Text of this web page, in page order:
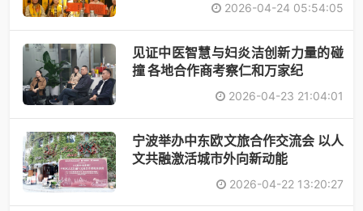
2026-04-24 05:54:05
见证中医智慧与妇炎洁创新力量的碰
撞 各地合作商考察仁和万家纪
2026-04-23 21:04:01
宁波举办中东欧文旅合作交流会 以人
文共融激活城市外向新动能
2026-04-22 13:20:27